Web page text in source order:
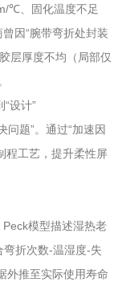
℃、固化温度不足
因“腕带弯折处封装
层厚度不均（局部仅
设计”
问题”。通过“加速因
程工艺，提升柔性屏
模型描述湿热老
折次数-温湿度-失
外推至实际使用寿命